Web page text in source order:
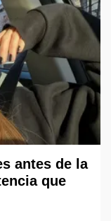
antes de la
que